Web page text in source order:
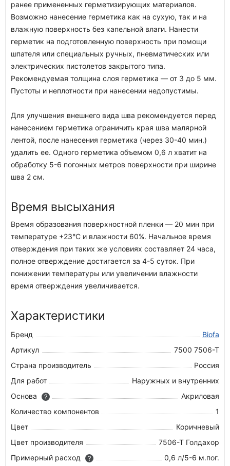
ранее примененных герметизирующих материалов.
Возможно нанесение герметика как на сухую, так и на
влажную поверхность без капельной влаги. Нанести
герметик на подготовленную поверхность при помощи
шпателя или специальных ручных, пневматических или
электрических пистолетов закрытого типа.
Рекомендуемая толщина слоя герметика — от 3 до 5 мм.
Пустоты и неплотности при нанесении недопустимы.
Для улучшения внешнего вида шва рекомендуется перед
нанесением герметика ограничить края шва малярной
лентой, после нанесения герметика (через 30-40 мин.)
удалить ее. Одного герметика объемом 0,6 л хватит на
обработку 5-6 погонных метров поверхности при ширине
шва 2 см.
Время высыхания
Время образования поверхностной пленки — 20 мин при
температуре +23°C и влажности 60%. Начальное время
отверждения при таких же условиях составляет 24 часа,
полное отверждение достигается за 4-5 суток. При
понижении температуры или увеличении влажности
время отверждения увеличивается.
Характеристики
Бренд
Biofa
Артикул
7500 7506-T
Страна производитель
Россия
Для работ
Наружных и внутренних
Основа
?
Акриловая
Количество компонентов
1
Цвет
Коричневый
Цвет производителя
7506-Т Голдахор
Примерный расход
?
0,6 л/5-6 м.пог.